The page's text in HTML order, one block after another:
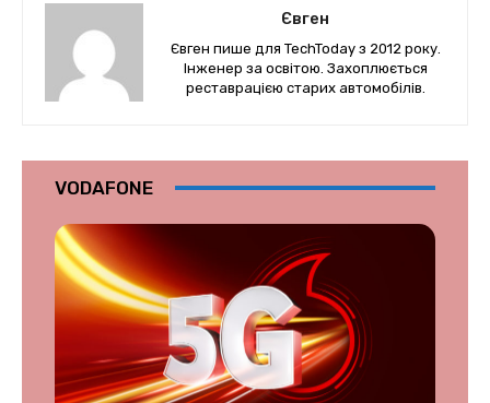
Євген
Євген пише для TechToday з 2012 року.
Інженер за освітою. Захоплюється
реставрацією старих автомобілів.
VODAFONE